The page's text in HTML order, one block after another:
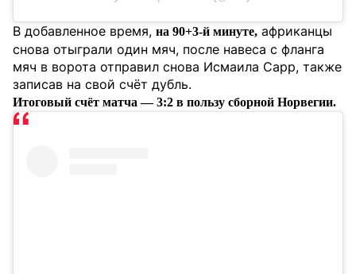
В добавленное время, на 90+3-й минуте, африканцы
снова отыграли один мяч, после навеса с фланга
мяч в ворота отправил снова Исмаила Сарр, также
записав на свой счёт дубль.
Итоговый счёт матча — 3:2 в пользу сборной Норвегии.